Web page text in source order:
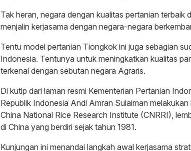
Tak heran, negara dengan kualitas pertanian terbaik
menjalin kerjasama dengan negara-negara
Tentu model pertanian Tiongkok ini juga sebagian
Indonesia. Tentunya untuk meningkatkan kualitas
terkenal dengan sebutan negara Agraris.
Di kutip dari laman resmi Kementerian Pertanian
Republik Indonesia Andi Amran Sulaiman
China National Rice Research Institute (CNRRI),
di China yang berdiri sejak tahun 1981.
Kunjungan ini menandai langkah awal kerjasama